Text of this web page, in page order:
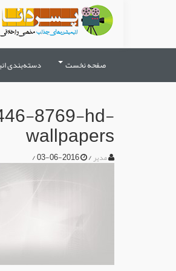
صفحه نخست دسته‌بندی
8769-hd-
wallpapers
مدیر/
/